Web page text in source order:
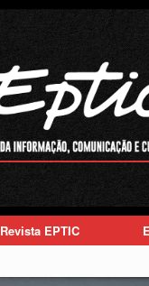
Revista EPTIC